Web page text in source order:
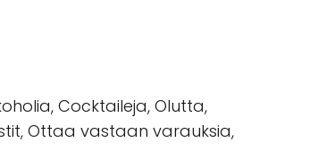
Cocktaileja, Olutta,
Ottaa vastaan varauksia,